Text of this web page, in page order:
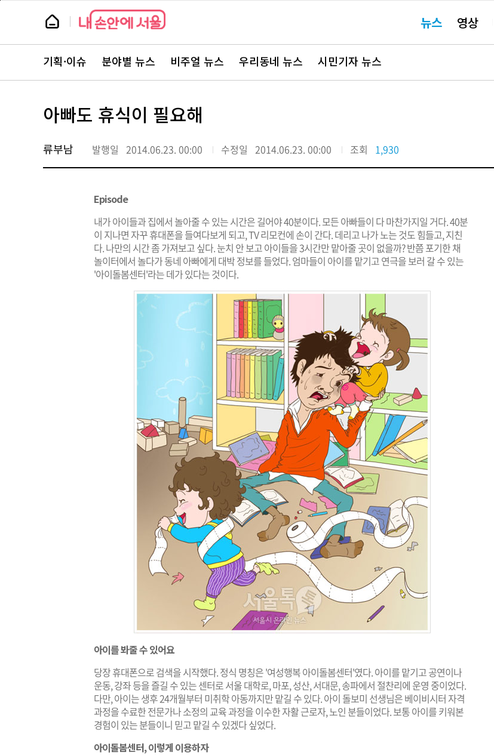
본
뉴
스 요뉴스 영상
뉴
스
주
서
바
로
기획·이슈 분야별 뉴스 비주얼 뉴스 우리동네 뉴스 시민기자 뉴스
아빠도 휴식이 필요해
류부남 발행일 2014.06.23. 00:00 수정일 2014.06.23. 00:00 조회 1,930
Episode
내가 아이들과 집에서 놀아줄 수 있는 시간은 길어야 40분이다. 모든 아빠들이 다 마찬가지일 거다. 40분
이 지나면 자꾸 휴대폰을 들여다보게 되고, TV 리모컨에 손이 간다. 데리고 나가 노는 것도 힘들고, 지친
다. 나만의 시간 좀 가져보고 싶다. 눈치 안 보고 아이들을 3시간만 맡아줄 곳이 없을까? 반쯤 포기한 채
놀이터에서 놀다가 동네 아빠에게 대박 정보를 들었다. 엄마들이 아이를 맡기고 연극을 보러 갈 수 있는
'아이돌봄센터'라는 데가 있다는 것이다.
아이를 봐줄 수 있어요
당장 휴대폰으로 검색을 시작했다. 정식 명칭은 '여성행복 아이돌봄센터'였다. 아이를 맡기고 공연이나
운동, 강좌 등을 즐길 수 있는 센터로 서울 대학로, 마포, 성산, 서대문, 송파에서 절찬리에 운영 중이었다.
다만, 아이는 생후 24개월부터 미취학 아동까지만 맡길 수 있다. 아이 돌보미 선생님은 베이비시터 자격
과정을 수료한 전문가나 소정의 교육 과정을 이수한 자활 근로자, 노인 분들이었다. 보통 아이를 키워본
경험이 있는 분들이니 믿고 맡길 수 있겠다 싶었다.
아이돌봄센터, 이렇게 이용하자
페